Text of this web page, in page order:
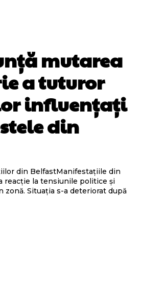
mutarea
a tuturor
influențați
din
din BelfastManifestațiile din
reacție la tensiunile politice și
zonă. Situația s-a deteriorat după